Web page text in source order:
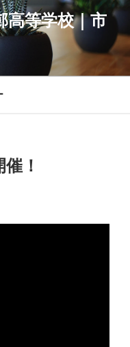
等学校｜市
！